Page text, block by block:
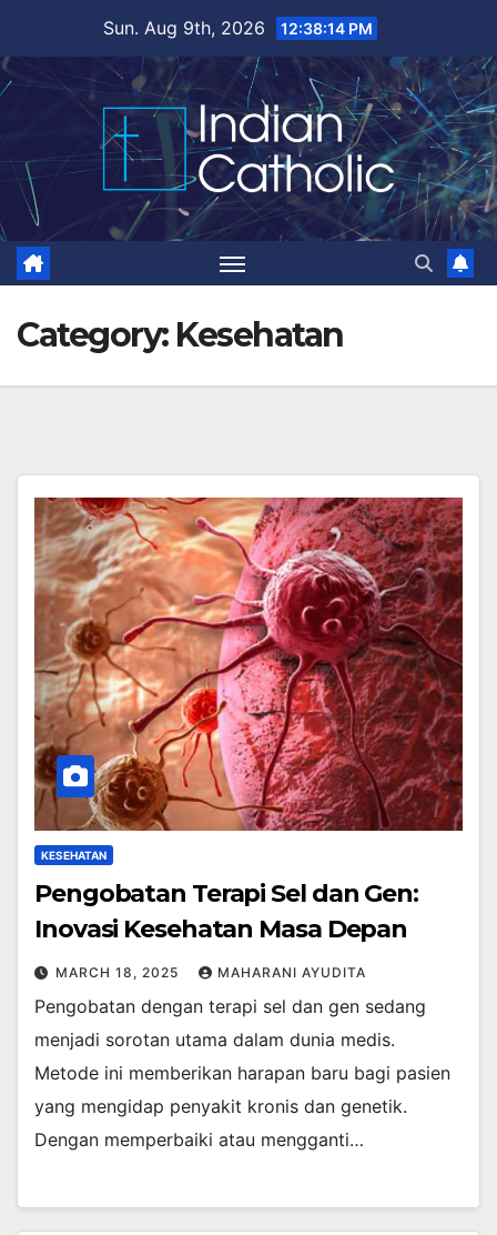
content
Sun. Aug 9th, 2026 12:38:15 PM
Category: Kesehatan
KESEHATAN
Pengobatan Terapi Sel dan Gen:
Inovasi Kesehatan Masa Depan
MARCH 18, 2025 MAHARANI AYUDITA
Pengobatan dengan terapi sel dan gen sedang
menjadi sorotan utama dalam dunia medis.
Metode ini memberikan harapan baru bagi pasien
yang mengidap penyakit kronis dan genetik.
Dengan memperbaiki atau mengganti…